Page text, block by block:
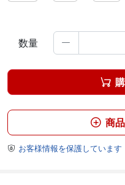
数量 

 商
 お客様情報を保護しています